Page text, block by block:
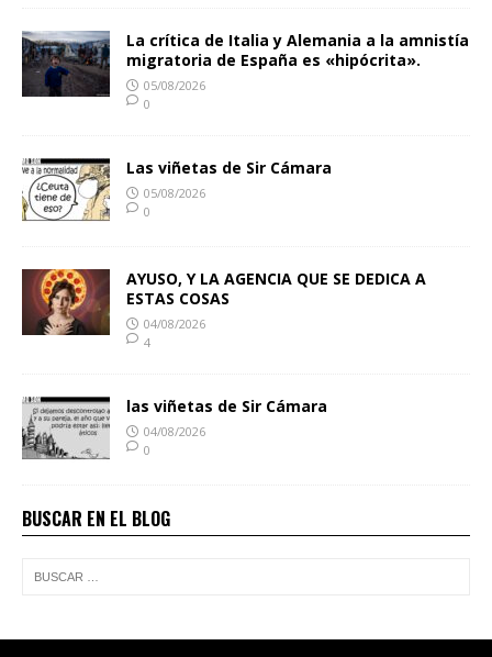
La crítica de Italia y Alemania a la amnistía
migratoria de España es «hipócrita».
05/08/2026
0
Las viñetas de Sir Cámara
05/08/2026
0
AYUSO, Y LA AGENCIA QUE SE DEDICA A
ESTAS COSAS
04/08/2026
4
las viñetas de Sir Cámara
04/08/2026
0
BUSCAR EN EL BLOG